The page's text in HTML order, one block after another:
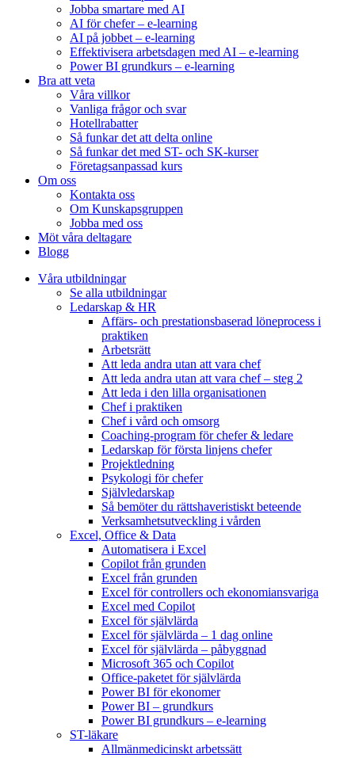
Jobba smartare med AI
AI för chefer – e-learning
AI på jobbet – e-learning
Effektivisera arbetsdagen med AI – e-learning
Power BI grundkurs – e-learning
Bra att veta
Våra villkor
Vanliga frågor och svar
Hotellrabatter
Så funkar det att delta online
Så funkar det med ST- och SK-kurser
Företagsanpassad kurs
Om oss
Kontakta oss
Om Kunskapsgruppen
Jobba med oss
Möt våra deltagare
Blogg
Våra utbildningar
Se alla utbildningar
Ledarskap & HR
Affärs- och prestationsbaserad löneprocess i
praktiken
Arbetsrätt
Att leda andra utan att vara chef
Att leda andra utan att vara chef – steg 2
Att leda i den lilla organisationen
Chef i praktiken
Chef i vård och omsorg
Coaching-program för chefer & ledare
Ledarskap för första linjens chefer
Projektledning
Psykologi för chefer
Självledarskap
Så bemöter du rättshaveristiskt beteende
Verksamhetsutveckling i vården
Excel, Office & Data
Automatisera i Excel
Copilot från grunden
Excel från grunden
Excel för controllers och ekonomiansvariga
Excel med Copilot
Excel för självlärda
Excel för självlärda – 1 dag online
Excel för självlärda – påbyggnad
Microsoft 365 och Copilot
Office-paketet för självlärda
Power BI för ekonomer
Power BI – grundkurs
Power BI grundkurs – e-learning
ST-läkare
Allmänmedicinskt arbetssätt